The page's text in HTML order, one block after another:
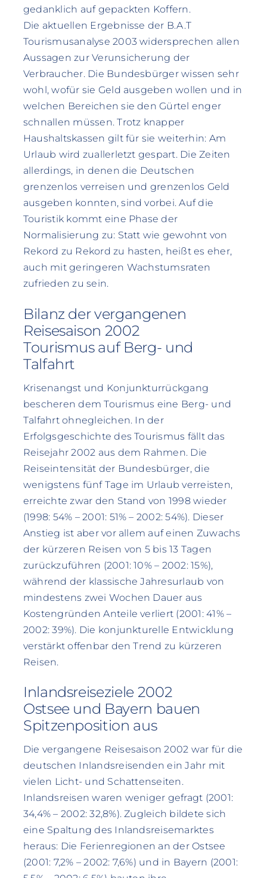
gedanklich auf gepackten Koffern.
Die aktuellen Ergebnisse der B.A.T
Tourismusanalyse 2003 widersprechen allen
Aussagen zur Verunsicherung der
Verbraucher. Die Bundesbürger wissen sehr
wohl, wofür sie Geld ausgeben wollen und in
welchen Bereichen sie den Gürtel enger
schnallen müssen. Trotz knapper
Haushaltskassen gilt für sie weiterhin: Am
Urlaub wird zuallerletzt gespart. Die Zeiten
allerdings, in denen die Deutschen
grenzenlos verreisen und grenzenlos Geld
ausgeben konnten, sind vorbei. Auf die
Touristik kommt eine Phase der
Normalisierung zu: Statt wie gewohnt von
Rekord zu Rekord zu hasten, heißt es eher,
auch mit geringeren Wachstumsraten
zufrieden zu sein.
Bilanz der vergangenen
Reisesaison 2002
Tourismus auf Berg- und
Talfahrt
Krisenangst und Konjunkturrückgang
bescheren dem Tourismus eine Berg- und
Talfahrt ohnegleichen. In der
Erfolgsgeschichte des Tourismus fällt das
Reisejahr 2002 aus dem Rahmen. Die
Reiseintensität der Bundesbürger, die
wenigstens fünf Tage im Urlaub verreisten,
erreichte zwar den Stand von 1998 wieder
(1998: 54% – 2001: 51% – 2002: 54%). Dieser
Anstieg ist aber vor allem auf einen Zuwachs
der kürzeren Reisen von 5 bis 13 Tagen
zurückzuführen (2001: 10% – 2002: 15%),
während der klassische Jahresurlaub von
mindestens zwei Wochen Dauer aus
Kostengründen Anteile verliert (2001: 41% –
2002: 39%). Die konjunkturelle Entwicklung
verstärkt offenbar den Trend zu kürzeren
Reisen.
Inlandsreiseziele 2002
Ostsee und Bayern bauen
Spitzenposition aus
Die vergangene Reisesaison 2002 war für die
deutschen Inlandsreisenden ein Jahr mit
vielen Licht- und Schattenseiten.
Inlandsreisen waren weniger gefragt (2001:
34,4% – 2002: 32,8%). Zugleich bildete sich
eine Spaltung des Inlandsreisemarktes
heraus: Die Ferienregionen an der Ostsee
(2001: 7,2% – 2002: 7,6%) und in Bayern (2001: